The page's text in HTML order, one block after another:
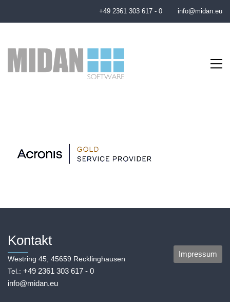
+49 2361 303 617 - 0 info@midan.eu
Impressum
Kontakt
Westring 45, 45659 Recklinghausen
Tel.: +49 2361 303 617 - 0
info@midan.eu